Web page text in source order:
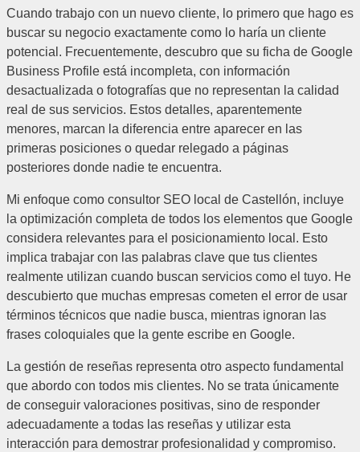
Cuando trabajo con un nuevo cliente, lo primero que hago es
buscar su negocio exactamente como lo haría un cliente
potencial. Frecuentemente, descubro que su ficha de Google
Business Profile está incompleta, con información
desactualizada o fotografías que no representan la calidad
real de sus servicios. Estos detalles, aparentemente
menores, marcan la diferencia entre aparecer en las
primeras posiciones o quedar relegado a páginas
posteriores donde nadie te encuentra.
Mi enfoque como consultor SEO local de Castellón, incluye
la optimización completa de todos los elementos que Google
considera relevantes para el posicionamiento local. Esto
implica trabajar con las palabras clave que tus clientes
realmente utilizan cuando buscan servicios como el tuyo. He
descubierto que muchas empresas cometen el error de usar
términos técnicos que nadie busca, mientras ignoran las
frases coloquiales que la gente escribe en Google.
La gestión de reseñas representa otro aspecto fundamental
que abordo con todos mis clientes. No se trata únicamente
de conseguir valoraciones positivas, sino de responder
adecuadamente a todas las reseñas y utilizar esta
interacción para demostrar profesionalidad y compromiso.